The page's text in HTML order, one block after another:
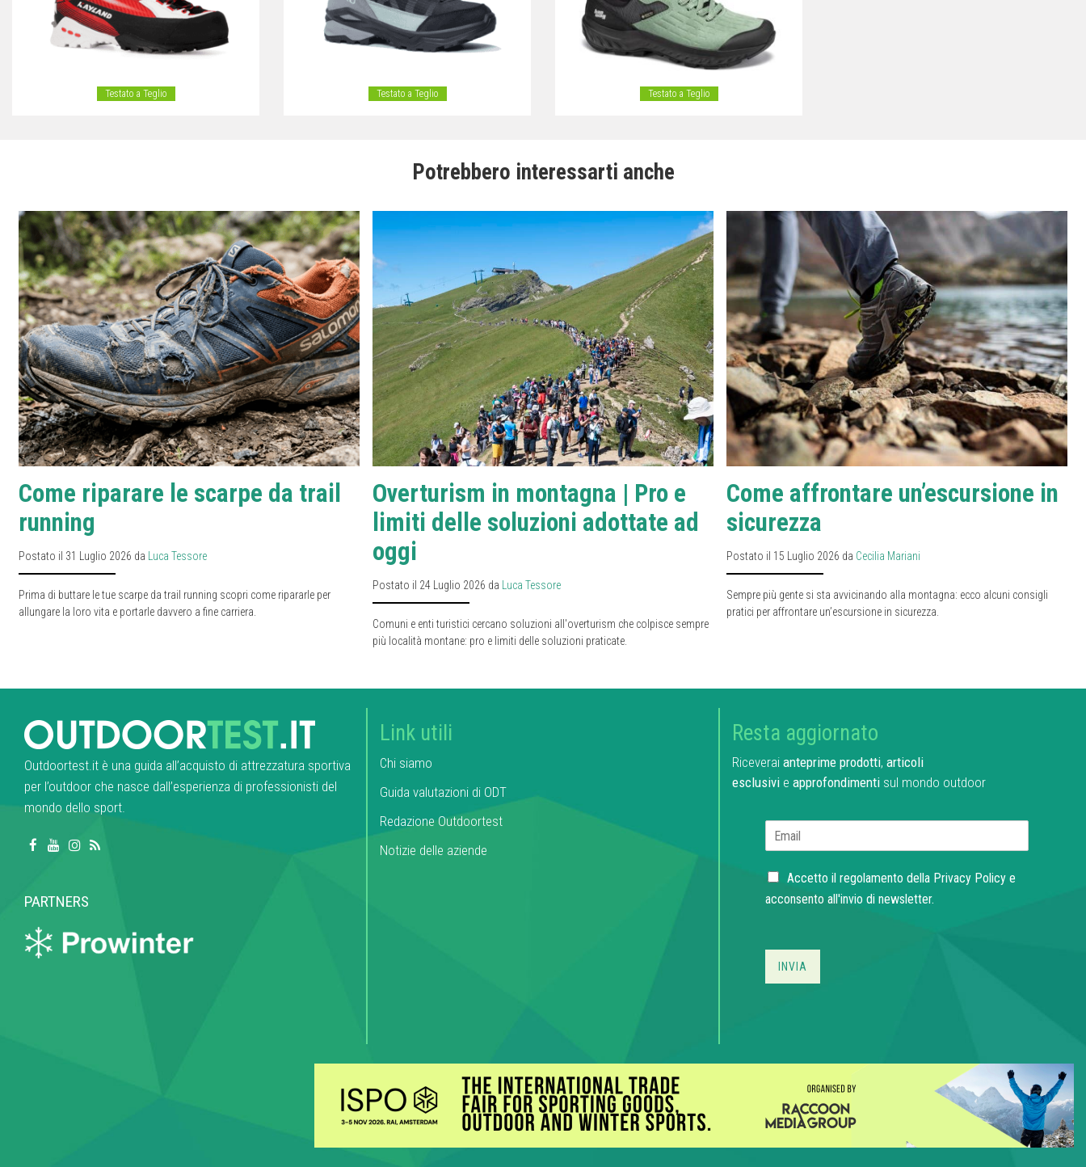
Testato a Teglio Testato a Teglio Testato a Teglio
Potrebbero interessarti anche
Come riparare le scarpe da trail
running
Postato il 31 Luglio 2026 da Luca Tessore
Prima di buttare le tue scarpe da trail running scopri come ripararle per
allungare la loro vita e portarle davvero a fine carriera.
Overturism in montagna | Pro e
limiti delle soluzioni adottate ad
oggi
Postato il 24 Luglio 2026 da Luca Tessore
Comuni e enti turistici cercano soluzioni all'overturism che colpisce sempre
più località montane: pro e limiti delle soluzioni praticate.
Come affrontare un’escursione in
sicurezza
Postato il 15 Luglio 2026 da Cecilia Mariani
Sempre più gente si sta avvicinando alla montagna: ecco alcuni consigli
pratici per affrontare un’escursione in sicurezza.
Outdoortest.it è una guida all’acquisto di attrezzatura sportiva
per l’outdoor che nasce dall’esperienza di professionisti del
mondo dello sport.
PARTNERS
Link utili
Chi siamo
Guida valutazioni di ODT
Redazione Outdoortest
Notizie delle aziende
Resta aggiornato
Riceveraianteprime prodotti, articoli
esclusivie approfondimentisul mondo outdoor
*
C
e
b
x
Accetto il regolamento della Privacy Policye
acconsento all'invio di newsletter.
INVIA